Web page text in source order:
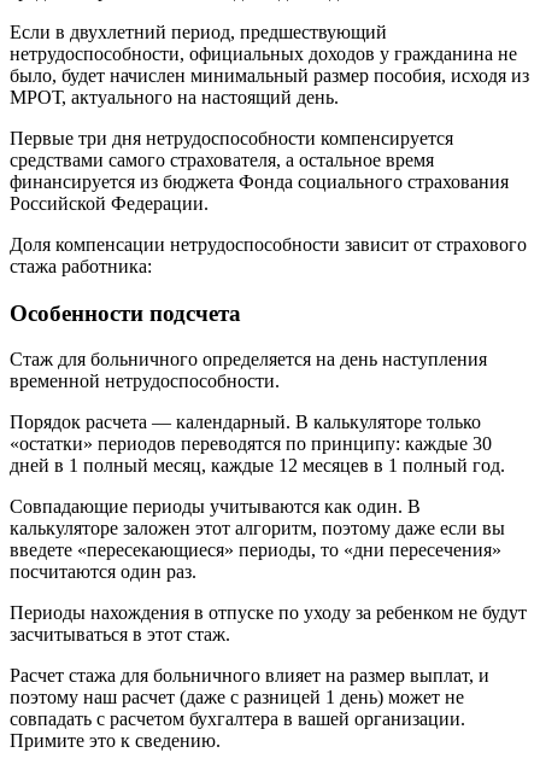
Если в двухлетний период, предшествующий
нетрудоспособности, официальных доходов у гражданина не
было, будет начислен минимальный размер пособия, исходя из
МРОТ, актуального на настоящий день.
Первые три дня нетрудоспособности компенсируется
средствами самого страхователя, а остальное время
финансируется из бюджета Фонда социального страхования
Российской Федерации.
Доля компенсации нетрудоспособности зависит от страхового
стажа работника:
Особенности подсчета
Стаж для больничного определяется на день наступления
временной нетрудоспособности.
Порядок расчета — календарный. В калькуляторе только
«остатки» периодов переводятся по принципу: каждые 30
дней в 1 полный месяц, каждые 12 месяцев в 1 полный год.
Совпадающие периоды учитываются как один. В
калькуляторе заложен этот алгоритм, поэтому даже если вы
введете «пересекающиеся» периоды, то «дни пересечения»
посчитаются один раз.
Периоды нахождения в отпуске по уходу за ребенком не будут
засчитываться в этот стаж.
Расчет стажа для больничного влияет на размер выплат, и
поэтому наш расчет (даже с разницей 1 день) может не
совпадать с расчетом бухгалтера в вашей организации.
Примите это к сведению.